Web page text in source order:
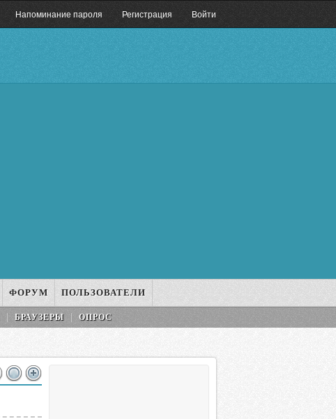
Напоминание пароля Регистрация Войти
ФОРУМ ПОЛЬЗОВАТЕЛИ
БРАУЗЕРЫ ОПРОС